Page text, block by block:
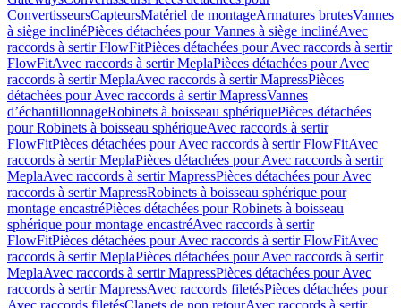
ConvertisseursCapteursMatériel de montageArmatures brutesVannes
à siège inclinéPièces détachées pour Vannes à siège inclinéAvec
raccords à sertir FlowFitPièces détachées pour Avec raccords à sertir
FlowFitAvec raccords à sertir MeplaPièces détachées pour Avec
raccords à sertir MeplaAvec raccords à sertir MapressPièces
détachées pour Avec raccords à sertir MapressVannes
d’échantillonnageRobinets à boisseau sphériquePièces détachées
pour Robinets à boisseau sphériqueAvec raccords à sertir
FlowFitPièces détachées pour Avec raccords à sertir FlowFitAvec
raccords à sertir MeplaPièces détachées pour Avec raccords à sertir
MeplaAvec raccords à sertir MapressPièces détachées pour Avec
raccords à sertir MapressRobinets à boisseau sphérique pour
montage encastréPièces détachées pour Robinets à boisseau
sphérique pour montage encastréAvec raccords à sertir
FlowFitPièces détachées pour Avec raccords à sertir FlowFitAvec
raccords à sertir MeplaPièces détachées pour Avec raccords à sertir
MeplaAvec raccords à sertir MapressPièces détachées pour Avec
raccords à sertir MapressAvec raccords filetésPièces détachées pour
Avec raccords filetésClapets de non retourAvec raccords à sertir